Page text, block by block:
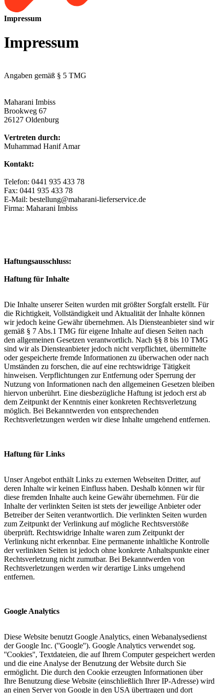
Impressum
Impressum
Angaben gemäß § 5 TMG
Maharani Imbiss
Brookweg 67
26127 Oldenburg
Vertreten durch:
Muhammad Hanif Amar
Kontakt:
Telefon: 0441 935 433 78
Fax: 0441 935 433 78
E-Mail: bestellung@maharani-lieferservice.de
Firma: Maharani Imbiss
Haftungsausschluss:
Haftung für Inhalte
Die Inhalte unserer Seiten wurden mit größter Sorgfalt erstellt. Für
die Richtigkeit, Vollständigkeit und Aktualität der Inhalte können
wir jedoch keine Gewähr übernehmen. Als Diensteanbieter sind wir
gemäß § 7 Abs.1 TMG für eigene Inhalte auf diesen Seiten nach
den allgemeinen Gesetzen verantwortlich. Nach §§ 8 bis 10 TMG
sind wir als Diensteanbieter jedoch nicht verpflichtet, übermittelte
oder gespeicherte fremde Informationen zu überwachen oder nach
Umständen zu forschen, die auf eine rechtswidrige Tätigkeit
hinweisen. Verpflichtungen zur Entfernung oder Sperrung der
Nutzung von Informationen nach den allgemeinen Gesetzen bleiben
hiervon unberührt. Eine diesbezügliche Haftung ist jedoch erst ab
dem Zeitpunkt der Kenntnis einer konkreten Rechtsverletzung
möglich. Bei Bekanntwerden von entsprechenden
Rechtsverletzungen werden wir diese Inhalte umgehend entfernen.
Haftung für Links
Unser Angebot enthält Links zu externen Webseiten Dritter, auf
deren Inhalte wir keinen Einfluss haben. Deshalb können wir für
diese fremden Inhalte auch keine Gewähr übernehmen. Für die
Inhalte der verlinkten Seiten ist stets der jeweilige Anbieter oder
Betreiber der Seiten verantwortlich. Die verlinkten Seiten wurden
zum Zeitpunkt der Verlinkung auf mögliche Rechtsverstöße
überprüft. Rechtswidrige Inhalte waren zum Zeitpunkt der
Verlinkung nicht erkennbar. Eine permanente inhaltliche Kontrolle
der verlinkten Seiten ist jedoch ohne konkrete Anhaltspunkte einer
Rechtsverletzung nicht zumutbar. Bei Bekanntwerden von
Rechtsverletzungen werden wir derartige Links umgehend
entfernen.
Google Analytics
Diese Website benutzt Google Analytics, einen Webanalysedienst
der Google Inc. (''Google''). Google Analytics verwendet sog.
''Cookies'', Textdateien, die auf Ihrem Computer gespeichert werden
und die eine Analyse der Benutzung der Website durch Sie
ermöglicht. Die durch den Cookie erzeugten Informationen über
Ihre Benutzung diese Website (einschließlich Ihrer IP-Adresse) wird
an einen Server von Google in den USA übertragen und dort